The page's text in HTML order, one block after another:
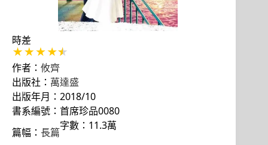
時差
作者： 攸齊
出版社： 萬達盛
出版年月：2018/10
書系編號：首席珍品0080
篇幅： 長篇
字數：11.3萬